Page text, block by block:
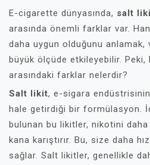
E-cigarette dünyasında, salt
arasında önemli farklar var.
daha uygun olduğunu anlamak,
büyük ölçüde etkileyebilir.
arasındaki farklar nelerdir?
Salt likit, e-sigara
hale getirdiği bir formülasyon.
bulunan bu likitler, nikotini daha
kana karıştırır. Bu, size daha
sağlar. Salt likitler, genellikle